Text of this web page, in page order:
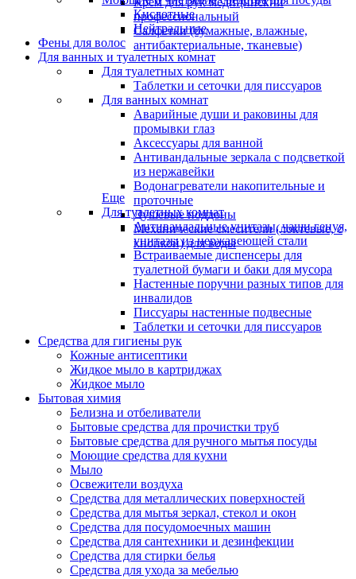
профессиональный
Салфетки (бумажные, влажные,
антибактериальные, тканевые)
Кислотные
Нейтральные
Фены для волос
Для ванных и туалетных комнат
Для туалетных комнат
Таблетки и сеточки для писсуаров
Для ванных комнат
Аварийные души и раковины для
промывки глаз
Аксессуары для ванной
Антивандальные зеркала с подсветкой
из нержавейки
Водонагреватели накопительные и
проточные
Душевые поддоны
Механические смесители (локтевые, с
кнопкой) для воды
Еще
Для туалетных комнат
Антивандальные унитазы, чаши генуя,
унитазы из нержавеющей стали
Встраиваемые диспенсеры для
туалетной бумаги и баки для мусора
Настенные поручни разных типов для
инвалидов
Писсуары настенные подвесные
Таблетки и сеточки для писсуаров
Средства для гигиены рук
Кожные антисептики
Жидкое мыло в картриджах
Жидкое мыло
Бытовая химия
Белизна и отбеливатели
Бытовые средства для прочистки труб
Бытовые средства для ручного мытья посуды
Моющие средства для кухни
Мыло
Освежители воздуха
Средства для металлических поверхностей
Средства для мытья зеркал, стекол и окон
Средства для посудомоечных машин
Средства для сантехники и дезинфекции
Средства для стирки белья
Средства для ухода за мебелью